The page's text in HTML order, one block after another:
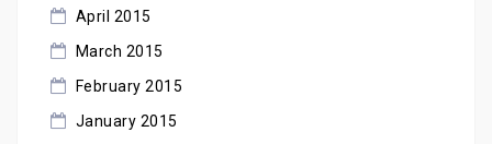
April 2015
March 2015
February 2015
January 2015